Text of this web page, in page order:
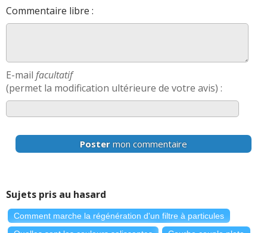
Commentaire libre :
E-mail facultatif
(permet la modification ultérieure de votre avis) :
Poster mon commentaire
Sujets pris au hasard
Comment marche la régénération d'un filtre à particules